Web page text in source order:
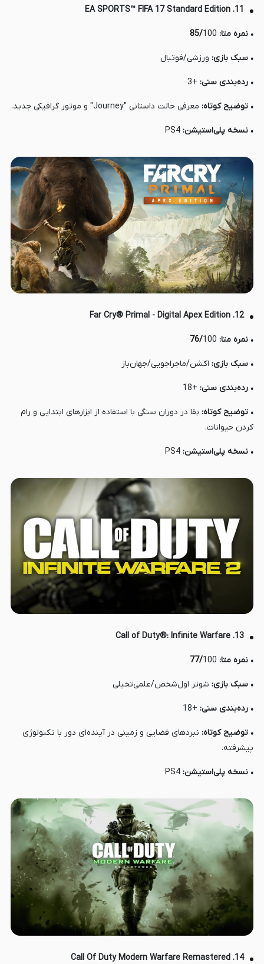
11. EA SPORTS™ FIFA 17 Standard Edition
• نمره متا: 85/100
• سبک بازی:ورزشی/فوتبال
• رده‌بندی سنی: +3
• توضیح کوتاه: معرفی حالت داستانی "Journey" و موتور گرافیکی جدید.
• نسخه پلی‌استیشن: PS4
12. Far Cry® Primal - Digital Apex Edition
• نمره متا: 76/100
• سبک بازی: اکشن/ماجراجویی/جهان‌باز
• رده‌بندی سنی: +18
• توضیح کوتاه: بقا در دوران سنگی با استفاده از ابزارهای ابتدایی و رام
کردن حیوانات.
• نسخه پلی‌استیشن: PS4
13. Call of Duty®: Infinite Warfare
• نمره متا: 77/100
• سبک بازی: شوتر اول‌شخص/علمی‌تخیلی
• رده‌بندی سنی:+18
• توضیح کوتاه: نبردهای فضایی و زمینی در آینده‌ای دور با تکنولوژی
پیشرفته.
• نسخه پلی‌استیشن: PS4
14. Call Of Duty Modern Warfare Remastered